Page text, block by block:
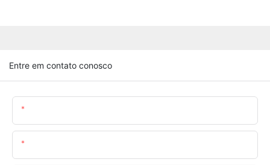
Entre em contato conosco